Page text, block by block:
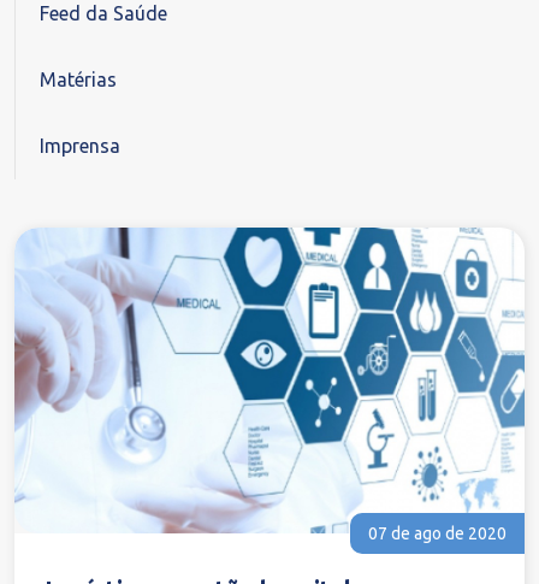
Feed da Saúde
Matérias
Imprensa
07 de ago de 2020